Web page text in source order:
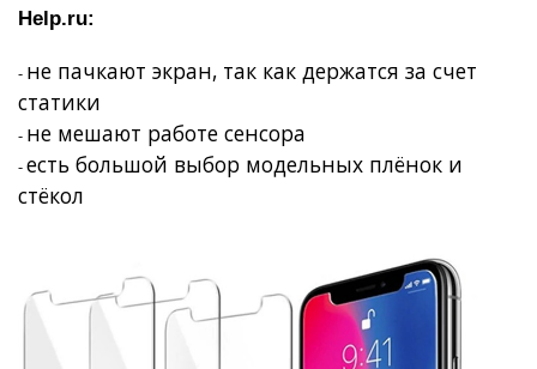
Help.ru:
- не пачкают экран, так как держатся за счет
статики
- не мешают работе сенсора
-есть большой выбор модельных плёнок и
стёкол